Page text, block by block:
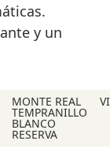
y un
MONTE REAL
TEMPRANILLO
BLANCO
RESERVA